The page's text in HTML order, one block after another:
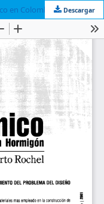
Análisis de la filosofía del diseño sísmico en Colombia, construcciones en hormigón
Descargar